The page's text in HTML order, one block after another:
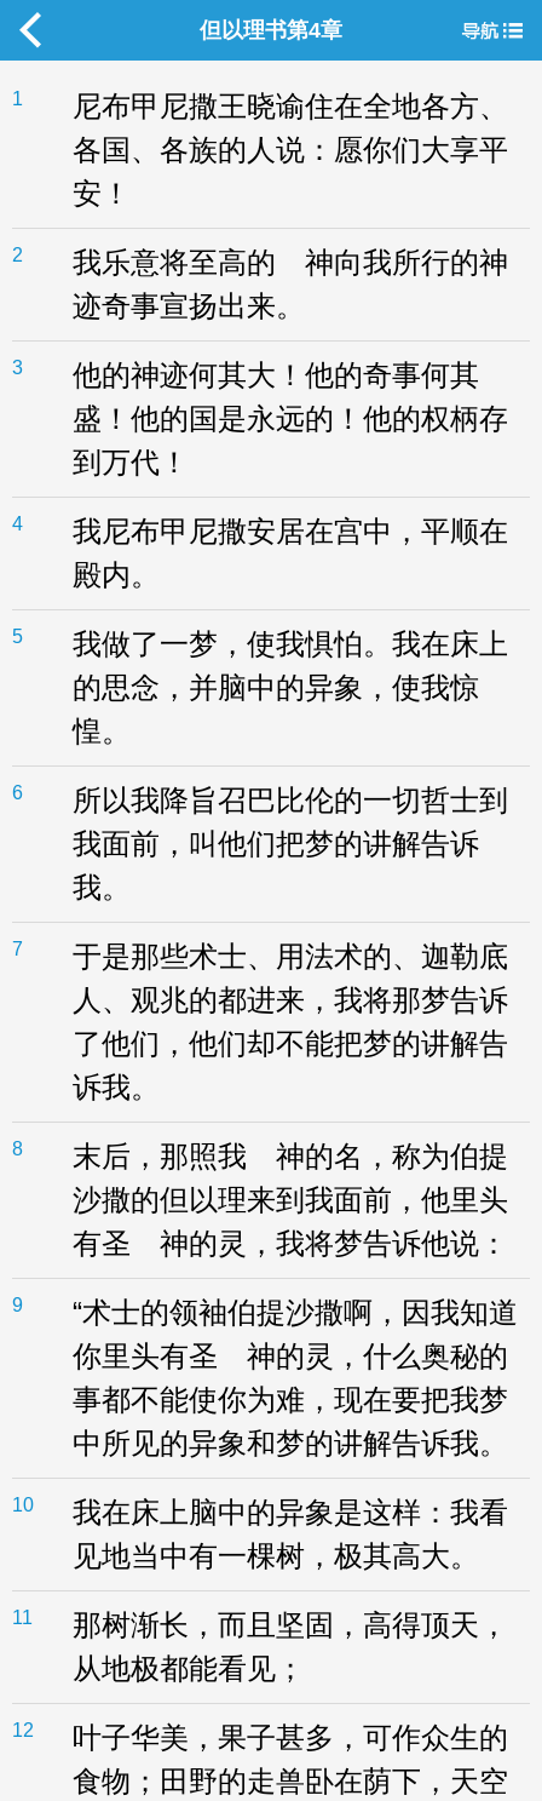
但以理书第4章
1
尼布甲尼撒王晓谕住在全地各方、
各国、各族的人说：愿你们大享平
安！
2
我乐意将至高的 神向我所行的神
迹奇事宣扬出来。
3
他的神迹何其大！他的奇事何其
盛！他的国是永远的！他的权柄存
到万代！
4
我尼布甲尼撒安居在宫中，平顺在
殿内。
5
我做了一梦，使我惧怕。我在床上
的思念，并脑中的异象，使我惊
惶。
6
所以我降旨召巴比伦的一切哲士到
我面前，叫他们把梦的讲解告诉
我。
7
于是那些术士、用法术的、迦勒底
人、观兆的都进来，我将那梦告诉
了他们，他们却不能把梦的讲解告
诉我。
8
末后，那照我 神的名，称为伯提
沙撒的但以理来到我面前，他里头
有圣 神的灵，我将梦告诉他说：
9
“术士的领袖伯提沙撒啊，因我知道
你里头有圣 神的灵，什么奥秘的
事都不能使你为难，现在要把我梦
中所见的异象和梦的讲解告诉我。
10
我在床上脑中的异象是这样：我看
见地当中有一棵树，极其高大。
11
那树渐长，而且坚固，高得顶天，
从地极都能看见；
12
叶子华美，果子甚多，可作众生的
食物；田野的走兽卧在荫下，天空